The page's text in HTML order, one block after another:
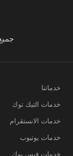
خدماتنا
خدمات التيك توك
خدمات الانستقرام
خدمات يوتيوب
خدمات فيس بوك